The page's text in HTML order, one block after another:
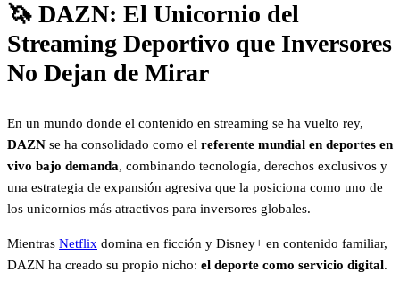
🦄 DAZN: El Unicornio del
Streaming Deportivo que Inversores
No Dejan de Mirar
En un mundo donde el contenido en streaming se ha vuelto rey,
DAZN se ha consolidado como el referente mundial en deportes en
vivo bajo demanda, combinando tecnología, derechos exclusivos y
una estrategia de expansión agresiva que la posiciona como uno de
los unicornios más atractivos para inversores globales.
Mientras Netflix domina en ficción y Disney+ en contenido familiar,
DAZN ha creado su propio nicho: el deporte como servicio digital.